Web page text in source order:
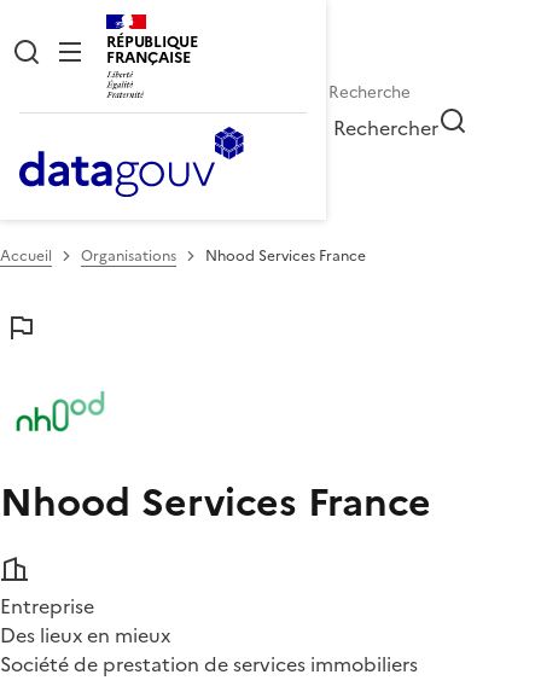
RÉPUBLIQUE
FRANÇAISE
Rechercher
Accueil Organisations Nhood Services France
Nhood Services France
Entreprise
Des lieux en mieux
Société de prestation de services immobiliers